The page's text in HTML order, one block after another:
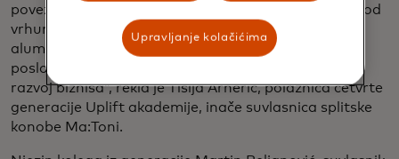
povezala se s poduzetnicima, stekla korisna znanja od
vrhunskih predavača i razmijenila iskustva s
alumnijima. Ti razgovori su mi dali bolji uvid u
poslovanje, nove ideje i još veću motivaciju za daljnji
razvoj biznisa“, rekla je Tisija Arnerić, polaznica četvrte
generacije Uplift akademije, inače suvlasnica splitske
konobe Ma:Toni.
Upravljanje kolačićima